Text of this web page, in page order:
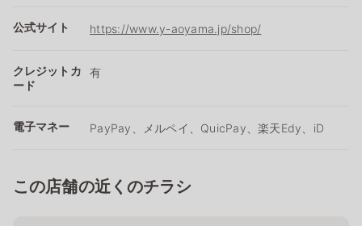
公式サイト https://www.y-aoyama.jp/shop/
クレジットカ
ード
有
電子マネー PayPay、メルペイ、QuicPay、楽天Edy、iD
この店舗の近くのチラシ